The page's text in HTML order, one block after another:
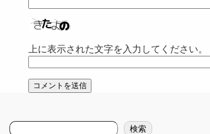
上に表示された文字を入力してください。
検
検索